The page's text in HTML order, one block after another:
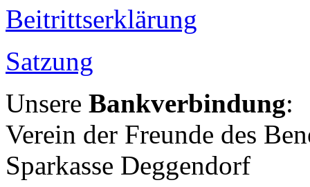
Beitrittserklärung
Satzung
Unsere Bankverbindung:
Verein der Freunde des
Sparkasse Deggendorf